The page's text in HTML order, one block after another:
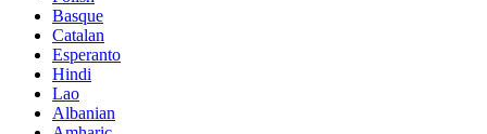
Basque
Catalan
Esperanto
Hindi
Lao
Albanian